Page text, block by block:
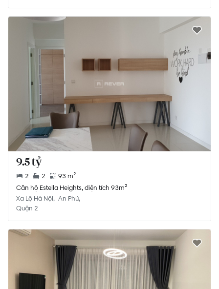
9.5 tỷ
2 2
93 m²
Căn hộ Estella Heights, diện tích 93m²
Xa Lộ Hà Nội An Phú
Quận 2